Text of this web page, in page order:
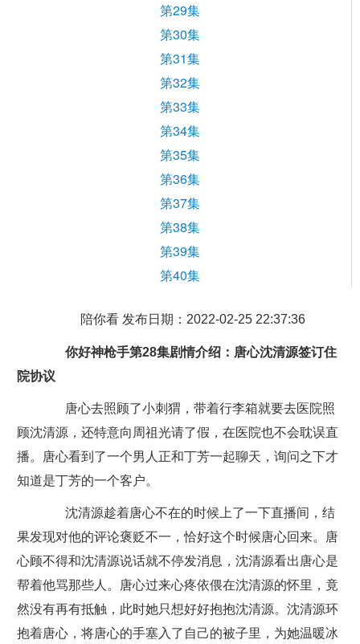
第29集
第30集
第31集
第32集
第33集
第34集
第35集
第36集
第37集
第38集
第39集
第40集
陪你看 发布日期：2022-02-25 22:37:36
你好神枪手第28集剧情介绍：唐心沈清源签订住
院协议
唐心去照顾了小刺猬，带着行李箱就要去医院照
顾沈清源，还特意向周祖光请了假，在医院也不会耽误直
播。唐心看到了一个男人正和丁芳一起聊天，询问之下才
知道是丁芳的一个客户。
沈清源趁着唐心不在的时候上了一下直播间，结
果发现对他的评论褒贬不一，恰好这个时候唐心回来。唐
心顾不得和沈清源说话就不停发消息，沈清源看出唐心是
帮着他骂那些人。唐心过来心疼依偎在沈清源的怀里，竟
然没有再有抵触，此时她只想好好抱抱沈清源。沈清源环
抱着唐心，将唐心的手塞入了自己的被子里，为她温暖冰